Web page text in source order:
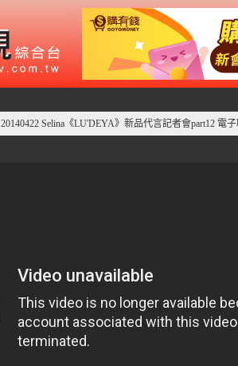
20140422 Selina《LU'DEYA》新品代言記者會part12 電